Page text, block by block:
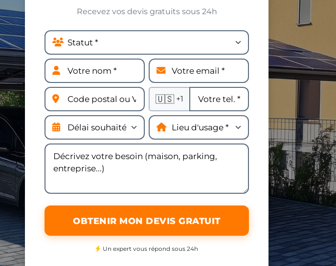
Recevez vos devis gratuits sous 24h
🇺🇸 +1
OBTENIR MON DEVIS GRATUIT
Un expert vous répond sous 24h